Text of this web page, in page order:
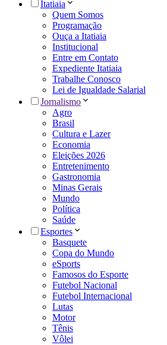
Itatiaia
Quem Somos
Programação
Ouça a Itatiaia
Institucional
Entre em Contato
Expediente Itatiaia
Trabalhe Conosco
Lei de Igualdade Salarial
Jornalismo
Agro
Brasil
Cultura e Lazer
Economia
Eleições 2026
Entretenimento
Gastronomia
Minas Gerais
Mundo
Política
Saúde
Esportes
Basquete
Copa do Mundo
eSports
Famosos do Esporte
Futebol Nacional
Futebol Internacional
Lutas
Motor
Tênis
Vôlei